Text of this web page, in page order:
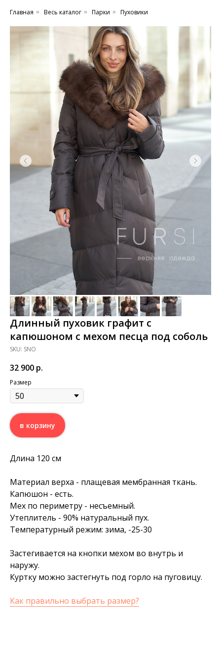
Главная » Весь каталог » Парки » Пуховики
Длинный пуховик графит с
капюшоном с мехом песца под соболь
SKU: SNO
32 900 р.
Размер
в корзину
Длина 120 см
Материал верха - плащевая мембранная ткань.
Капюшон - есть.
Мех по периметру - несъемный.
Утеплитель - 90% натуральный пух.
Температурный режим: зима, -25-30
Застегивается на кнопки мехом во внутрь и
наружу.
Куртку можно застегнуть под горло на пуговицу.
Как правильно выбрать размер?